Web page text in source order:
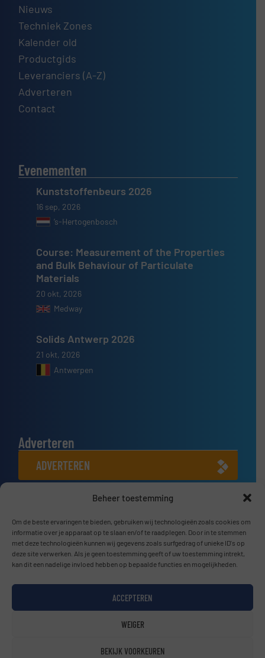
Beheer toestemming
Om de beste ervaringen te bieden, gebruiken wij technologieën zoals cookies om
informatie over je apparaat op te slaan en/of te raadplegen. Door in te stemmen
met deze technologieën kunnen wij gegevens zoals surfgedrag of unieke ID's op
deze site verwerken. Als je geen toestemming geeft of uw toestemming intrekt,
kan dit een nadelige invloed hebben op bepaalde functies en mogelijkheden.
ACCEPTEREN
WEIGER
BEKIJK VOORKEUREN
Nieuws
Techniek Zones
Kalender old
Productgids
Leveranciers (A-Z)
Adverteren
Contact
Evenementen
Kunststoffenbeurs 2026
16 sep, 2026
’s-Hertogenbosch
Course: Measurement of the Properties
and Bulk Behaviour of Particulate
Materials
20 okt, 2026
Medway
Solids Antwerp 2026
21 okt, 2026
Antwerpen
Adverteren
ADVERTEREN
Connect met ons
LINKEDIN
SCHRIJF JE NU IN
Privacy beleid & Algemene Voorwaarden